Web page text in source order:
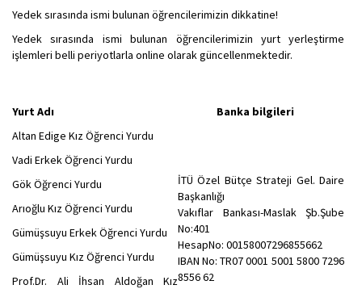
Yedek sırasında ismi bulunan öğrencilerimizin dikkatine!
Yedek sırasında ismi bulunan öğrencilerimizin yurt yerleştirme
işlemleri belli periyotlarla online olarak güncellenmektedir.
Yurt Adı Banka bilgileri
Altan Edige Kız Öğrenci Yurdu
İTÜ Özel Bütçe Strateji Gel. Daire
Başkanlığı
Vakıflar Bankası-Maslak Şb.Şube
No:401
HesapNo: 00158007296855662
IBAN No: TR07 0001 5001 5800 7296
8556 62
Vadi Erkek Öğrenci Yurdu
Gök Öğrenci Yurdu
Arıoğlu Kız Öğrenci Yurdu
Gümüşsuyu Erkek Öğrenci Yurdu
Gümüşsuyu Kız Öğrenci Yurdu
Prof.Dr. Ali İhsan Aldoğan Kız